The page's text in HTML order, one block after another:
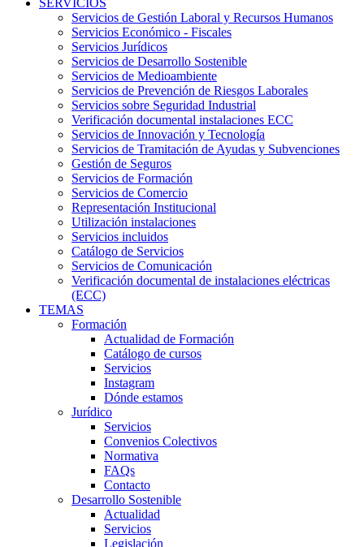
SERVICIOS
Servicios de Gestión Laboral y Recursos Humanos
Servicios Económico - Fiscales
Servicios Jurídicos
Servicios de Desarrollo Sostenible
Servicios de Medioambiente
Servicios de Prevención de Riesgos Laborales
Servicios sobre Seguridad Industrial
Verificación documental instalaciones ECC
Servicios de Innovación y Tecnología
Servicios de Tramitación de Ayudas y Subvenciones
Gestión de Seguros
Servicios de Formación
Servicios de Comercio
Representación Institucional
Utilización instalaciones
Servicios incluidos
Catálogo de Servicios
Servicios de Comunicación
Verificación documental de instalaciones eléctricas
(ECC)
TEMAS
Formación
Actualidad de Formación
Catálogo de cursos
Servicios
Instagram
Dónde estamos
Jurídico
Servicios
Convenios Colectivos
Normativa
FAQs
Contacto
Desarrollo Sostenible
Actualidad
Servicios
Legislación